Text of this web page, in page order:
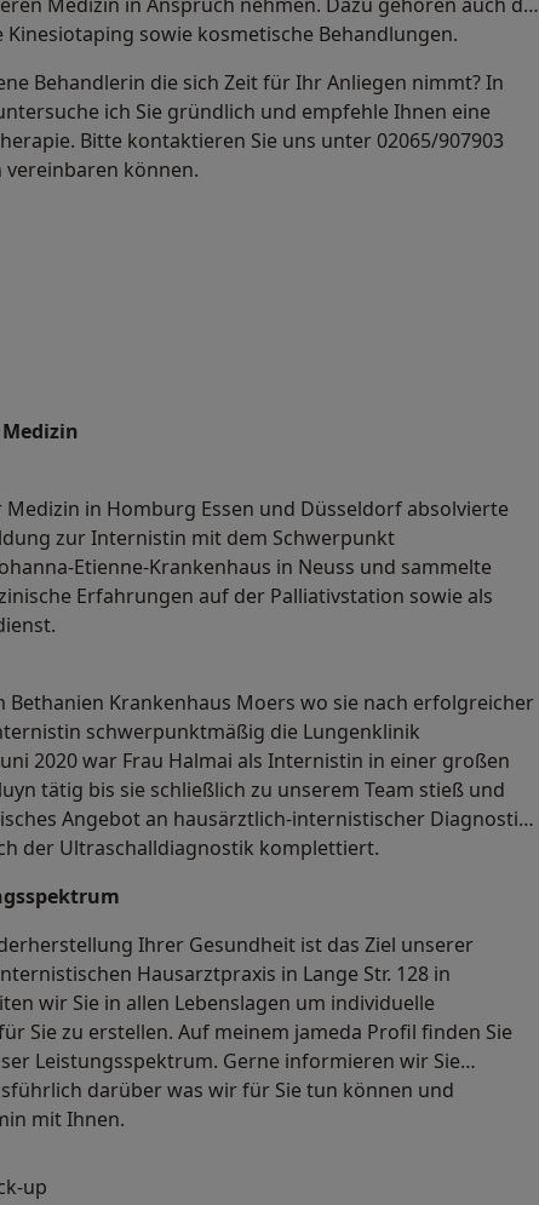
Medizin in Anspruch nehmen. Dazu gehören auch die
Kinesiotaping sowie kosmetische Behandlungen.
Behandlerin die sich Zeit für Ihr Anliegen nimmt? In
ich Sie gründlich und empfehle Ihnen eine
Bitte kontaktieren Sie uns unter 02065/907903
können.
in Homburg Essen und Düsseldorf absolvierte
zur Internistin mit dem Schwerpunkt
Etienne-Krankenhaus in Neuss und sammelte
Erfahrungen auf der Palliativstation sowie als
Bethanien Krankenhaus Moers wo sie nach erfolgreicher
schwerpunktmäßig die Lungenklinik
2020 war Frau Halmai als Internistin in einer großen
tätig bis sie schließlich zu unserem Team stieß und
Angebot an hausärztlich-internistischer Diagnostik
der Ultraschalldiagnostik komplettiert.
Ihrer Gesundheit ist das Ziel unserer
Hausarztpraxis in Lange Str. 128 in
wir Sie in allen Lebenslagen um individuelle
Sie zu erstellen. Auf meinem jameda Profil finden Sie
Leistungsspektrum. Gerne informieren wir Sie
darüber was wir für Sie tun können und
mit Ihnen.
up